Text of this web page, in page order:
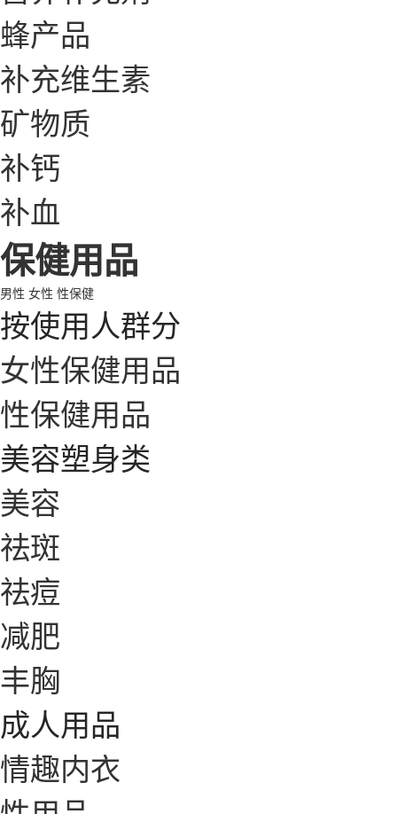
蜂产品
补充维生素
矿物质
补钙
补血
保健用品
男性 女性 性保健
按使用人群分
女性保健用品
性保健用品
美容塑身类
美容
祛斑
祛痘
减肥
丰胸
成人用品
情趣内衣